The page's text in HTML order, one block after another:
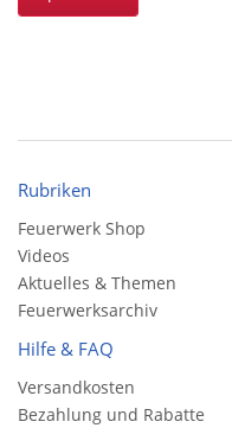
Rubriken
Feuerwerk Shop
Videos
Aktuelles & Themen
Feuerwerksarchiv
Hilfe & FAQ
Versandkosten
Bezahlung und Rabatte